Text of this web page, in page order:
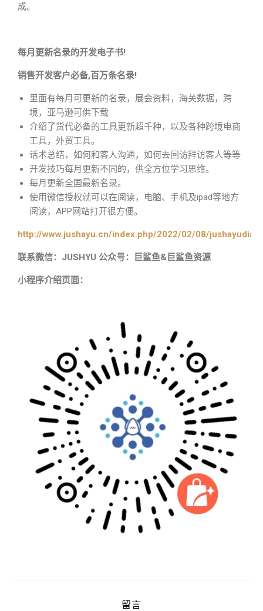
成。
每月更新名录的开发电子书!
销售开发客户必备,百万条名录!
里面有每月可更新的名录，展会资料，海关数据，跨
境，亚马逊可供下载
介绍了货代必备的工具更新超千种，以及各种跨境电商
工具，外贸工具。
话术总结，如何和客人沟通，如何去回访拜访客人等等
开发技巧每月更新不同的，供全方位学习思维。
每月更新全国最新名录。
使用微信授权就可以在阅读，电脑、手机及ipad等地方
阅读，APP网站打开很方便。
http://www.jushayu.cn/index.php/2022/02/08/
联系微信：JUSHYU 公众号：巨鲨鱼&巨鲨鱼资源
小程序介绍页面：
留言